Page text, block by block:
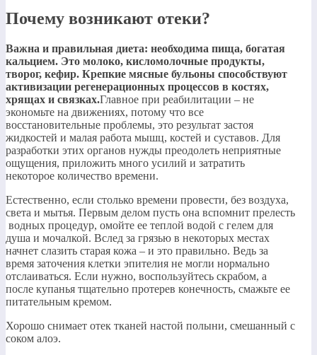
Почему возникают отеки?
​Важна и правильная диета: необходима пища, богатая
кальцием. Это молоко, кисломолочные продукты,
творог, кефир. Крепкие мясные бульоны способствуют
активизации регенерационных процессов в костях,
хрящах и связках.​​Главное при реабилитации – не
экономьте на движениях, потому что все
восстановительные проблемы, это результат застоя
жидкостей и малая работа мышц, костей и суставов. Для
разработки этих органов нужды преодолеть неприятные
ощущения, приложить много усилий и затратить
некоторое количество времени.​
​Естественно, если столько времени провести, без воздуха,
света и мытья. Первым делом пусть она вспомнит прелесть
водных процедур, омойте ее теплой водой с гелем для
душа и мочалкой. Вслед за грязью в некоторых местах
начнет слазить старая кожа – и это правильно. Ведь за
время заточения клетки эпителия не могли нормально
отслаиваться. Если нужно, воспользуйтесь скрабом, а
после купанья тщательно протерев конечность, смажьте ее
питательным кремом.​
​Хорошо снимает отек тканей настой полыни, смешанный с
соком алоэ.​